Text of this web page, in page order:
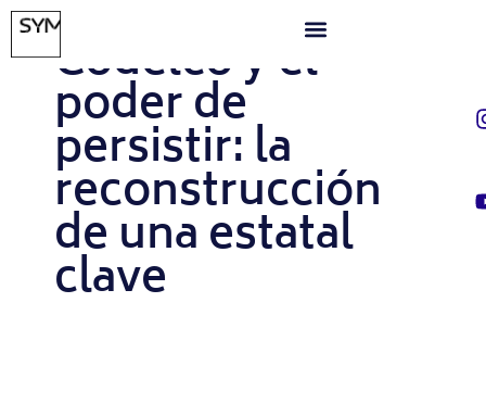
ABRIL 17, 2025
Codelco y el
poder de
persistir: la
reconstrucción
de una estatal
clave